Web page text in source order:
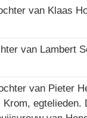
van Klaas
van Lambert
van Pieter
Krom, egtelieden.